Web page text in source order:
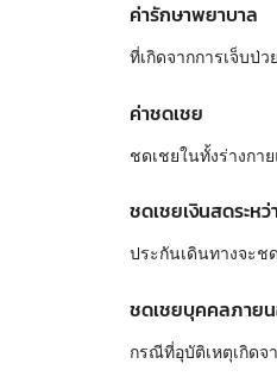
ค่ารักษาพยาบาล
ที่เกิดจากการเจ็บป่
ค่าชดเชย
ชดเชยในทั้งร่างก
ชดเชยเงินสดระห
ประกันเดินทางจะช
ชดเชยบุคคลภาย
กรณีที่อุบัติเหตุเกิดจ